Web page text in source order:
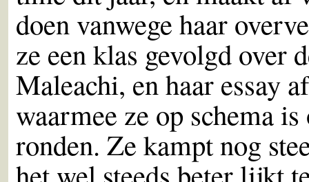
doen vanwege haar
ze een klas gevolgd over
Maleachi, en haar essay
waarmee ze op schema
ronden. Ze kampt nog